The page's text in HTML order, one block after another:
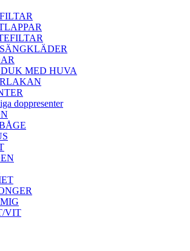
MED HUVA
doppresenter
VIT